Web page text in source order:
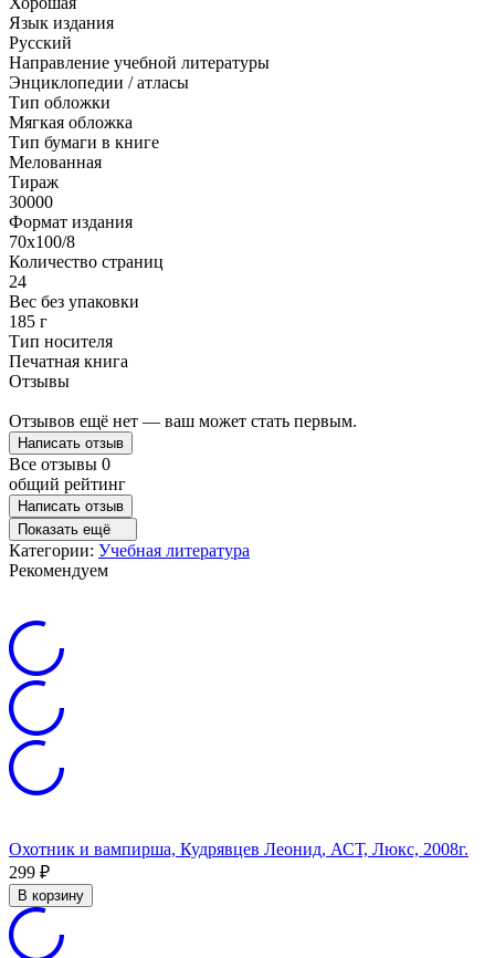
Язык издания
Русский
Направление учебной литературы
Энциклопедии / атласы
Тип обложки
Мягкая обложка
Тип бумаги в книге
Мелованная
Тираж
30000
Формат издания
70x100/8
Количество страниц
24
Вес без упаковки
185 г
Тип носителя
Печатная книга
Отзывы
Отзывов ещё нет — ваш может стать первым.
Написать отзыв
Все отзывы 0
общий рейтинг
Написать отзыв
Показать ещё
Категории: Учебная литература
Рекомендуем
Охотник и вампирша, Кудрявцев Леонид, АСТ, Люкс, 2008г.
299 ₽
В корзину